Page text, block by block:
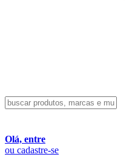
Olá, entre
ou cadastre-se